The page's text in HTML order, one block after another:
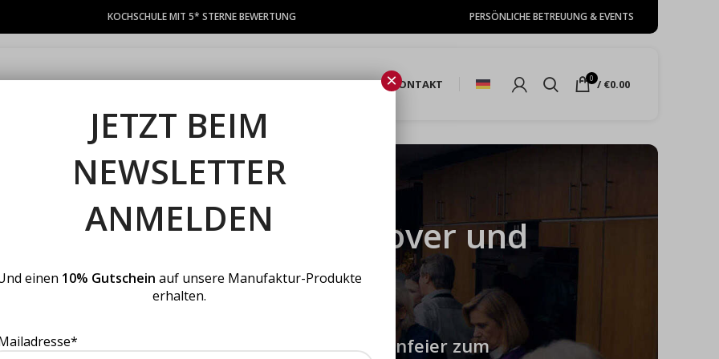
KOCHSCHULE MIT 5* STERNE BEWERTUNG PERSÖNLICHE BETREUUNG & EVENTS
TEAMEVENTS KOCHKURSE GUTSCHEINE PRIVATFEIERN SHOP KONTAKT 0 / €0.00
Firmenevents in Hannover und
als Jahresabschlussfeier, als Firmenfeier zum
JETZT BEIM
NEWSLETTER
ANMELDEN
einen 10% Gutschein auf unsere Manufaktur-Produkte
erhalten.
×